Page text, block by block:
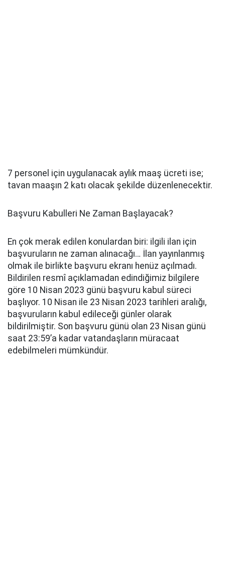
7 personel için uygulanacak aylık maaş ücreti ise;
tavan maaşın 2 katı olacak şekilde düzenlenecektir.
Başvuru Kabulleri Ne Zaman Başlayacak?
En çok merak edilen konulardan biri: ilgili ilan için
başvuruların ne zaman alınacağı… İlan yayınlanmış
olmak ile birlikte başvuru ekranı henüz açılmadı.
Bildirilen resmî açıklamadan edindiğimiz bilgilere
göre 10 Nisan 2023 günü başvuru kabul süreci
başlıyor. 10 Nisan ile 23 Nisan 2023 tarihleri aralığı,
başvuruların kabul edileceği günler olarak
bildirilmiştir. Son başvuru günü olan 23 Nisan günü
saat 23:59’a kadar vatandaşların müracaat
edebilmeleri mümkündür.